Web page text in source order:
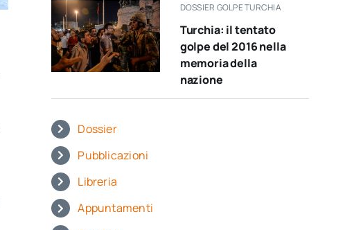
DOSSIER GOLPE TURCHIA
Turchia: il tentato
golpe del 2016 nella
memoria della
nazione
Dossier
Pubblicazioni
Libreria
Appuntamenti